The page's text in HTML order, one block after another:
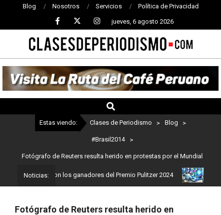
Blog Nosotros Servicios Política de Privacidad
jueves, 6 agosto 2026
CLASES
DE
PERIODISMO
Estas viendo: Clases de Periodismo > Blog >
#Brasil2014 >
Fotógrafo de Reuters resulta herido en protestas por el Mundial
Noticias:
Estos son los ganadores del Premio Pulitzer 2024
Fotógrafo de Reuters resulta herido en